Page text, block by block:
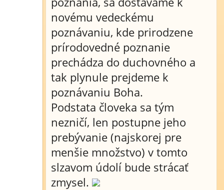
novému vedeckému
poznávaniu, kde prirodzene
prírodovedné poznanie
prechádza do duchovného a
tak plynule prejdeme k
poznávaniu Boha.
Podstata človeka sa tým
nezničí, len postupne jeho
prebývanie (najskorej pre
menšie množstvo) v tomto
slzavom údolí bude strácať
zmysel.